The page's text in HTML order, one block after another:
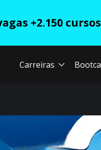
+2.150
Carreiras